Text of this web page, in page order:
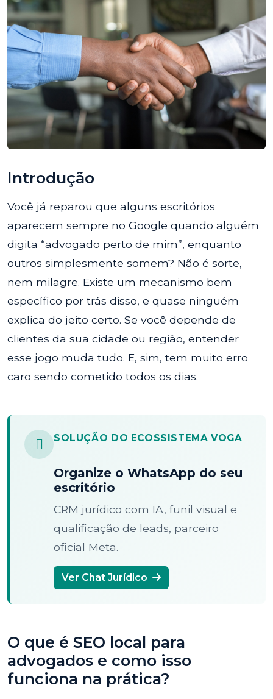
Introdução
Você já reparou que alguns escritórios
aparecem sempre no Google quando alguém
digita “advogado perto de mim”, enquanto
outros simplesmente somem? Não é sorte,
nem milagre. Existe um mecanismo bem
específico por trás disso, e quase ninguém
explica do jeito certo. Se você depende de
clientes da sua cidade ou região, entender
esse jogo muda tudo. E, sim, tem muito erro
caro sendo cometido todos os dias.
SOLUÇÃO DO ECOSSISTEMA VOGA
Organize o WhatsApp do seu
escritório
CRM jurídico com IA, funil visual e
qualificação de leads, parceiro
oficial Meta.
Ver Chat Jurídico
O que é SEO local para
advogados e como isso
funciona na prática?